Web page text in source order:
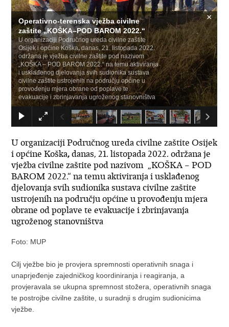
Operativno-terenska vježba civilne
zaštite „KOŠKA–POD BAROM 2022.“
U organizaciji Područnog ureda civilne zaštite
Osijek i općine Koška,danas, 21. listopada 2022.
održana je vježba civilne zaštite pod nazivom
„KOŠKA – POD BAROM 2022.“ na temu aktiviranja
i usklađenog djelovanja svih sudionika sustava
civilne zaštite ustrojenih na području općine u
provođenju mjera obrane od poplave te
evakuacije i zbrinjavanja ugroženog stanovništva
×
U organizaciji Područnog ureda civilne zaštite Osijek
i općine Koška,danas, 21. listopada 2022. održana je
vježba civilne zaštite pod nazivom „KOŠKA – POD
BAROM 2022.“ na temu aktiviranja i usklađenog
djelovanja svih sudionika sustava civilne zaštite
ustrojenih na području općine u provođenju mjera
obrane od poplave te evakuacije i zbrinjavanja
ugroženog stanovništva
Foto: MUP
Cilj vježbe bio je provjera spremnosti operativnih snaga i
unaprjeđenje zajedničkog koordiniranja i reagiranja, a
provjeravala se ukupna spremnost stožera, operativnih snaga
te postrojbe civilne zaštite, u suradnji s drugim sudionicima
vježbe.